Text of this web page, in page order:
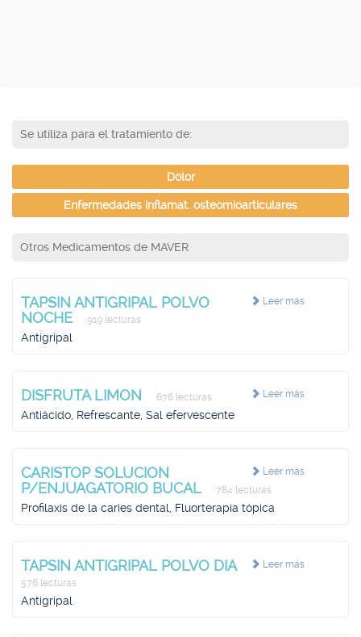
Se utiliza para el tratamiento de:
Dolor
Enfermedades inflamat. osteomioarticulares
Otros Medicamentos de MAVER
Leer más
TAPSIN ANTIGRIPAL POLVO
NOCHE
919 lecturas
Antigripal
Leer más
DISFRUTA LIMON 676 lecturas
Antiácido, Refrescante, Sal efervescente
Leer más
CARISTOP SOLUCION
P/ENJUAGATORIO BUCAL
784 lecturas
Profilaxis de la caries dental, Fluorterapia tópica
Leer más
TAPSIN ANTIGRIPAL POLVO DIA
576 lecturas
Antigripal